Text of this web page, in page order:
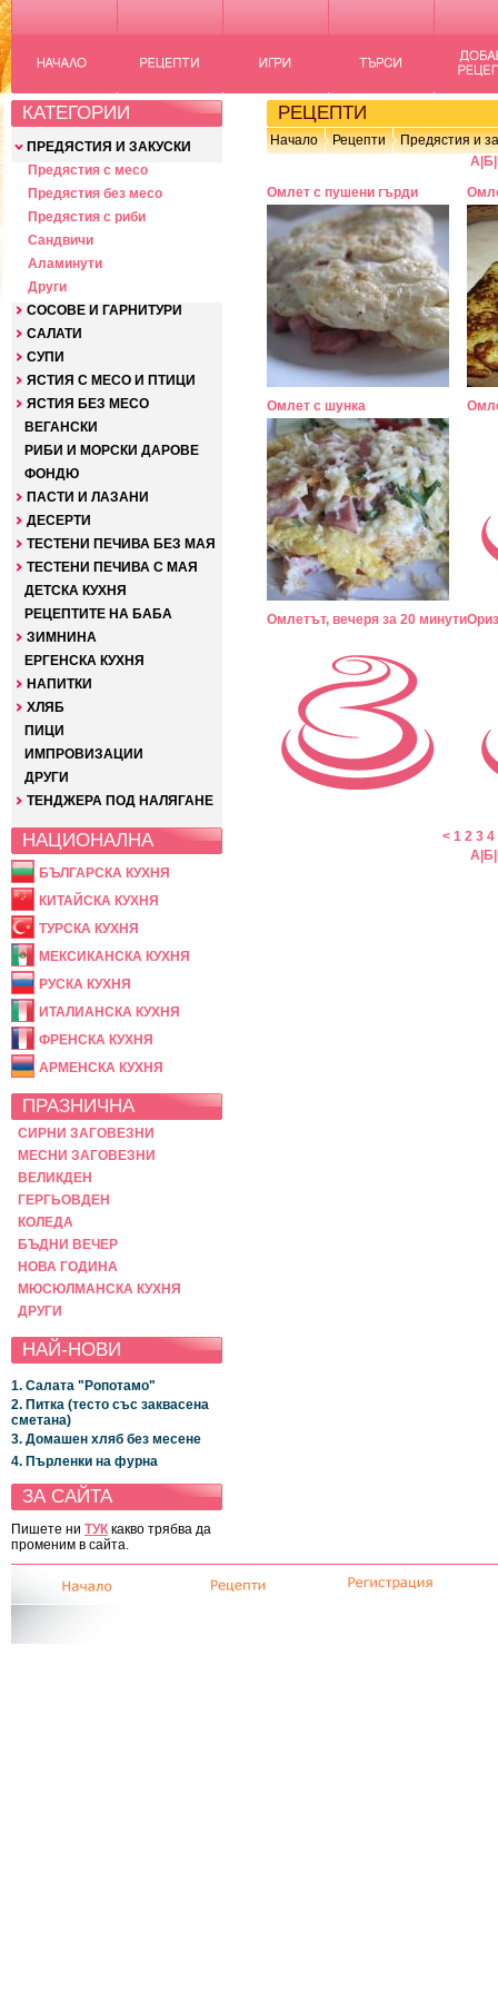
КАТЕГОРИИ
ПРЕДЯСТИЯ И ЗАКУСКИ
Предястия с месо
Предястия без месо
Предястия с риби
Сандвичи
Аламинути
Други
СОСОВЕ И ГАРНИТУРИ
САЛАТИ
СУПИ
ЯСТИЯ С МЕСО И ПТИЦИ
ЯСТИЯ БЕЗ МЕСО
ВЕГАНСКИ
РИБИ И МОРСКИ ДАРОВЕ
ФОНДЮ
ПАСТИ И ЛАЗАНИ
ДЕСЕРТИ
ТЕСТЕНИ ПЕЧИВА БЕЗ МАЯ
ТЕСТЕНИ ПЕЧИВА С МАЯ
ДЕТСКА КУХНЯ
РЕЦЕПТИТЕ НА БАБА
ЗИМНИНА
ЕРГЕНСКА КУХНЯ
НАПИТКИ
ХЛЯБ
ПИЦИ
ИМПРОВИЗАЦИИ
ДРУГИ
ТЕНДЖЕРА ПОД НАЛЯГАНЕ
НАЦИОНАЛНА
БЪЛГАРСКА КУХНЯ
КИТАЙСКА КУХНЯ
ТУРСКА КУХНЯ
МЕКСИКАНСКА КУХНЯ
РУСКА КУХНЯ
ИТАЛИАНСКА КУХНЯ
ФРЕНСКА КУХНЯ
АРМЕНСКА КУХНЯ
ПРАЗНИЧНА
СИРНИ ЗАГОВЕЗНИ
МЕСНИ ЗАГОВЕЗНИ
ВЕЛИКДЕН
ГЕРГЬОВДЕН
КОЛЕДА
БЪДНИ ВЕЧЕР
НОВА ГОДИНА
МЮСЮЛМАНСКА КУХНЯ
ДРУГИ
НАЙ-НОВИ
1. Салата "Ропотамо"
2. Питка (тесто със заквасена
сметана)
3. Домашен хляб без месене
4. Пърленки на фурна
ЗА САЙТА
Пишете ни ТУК какво трябва да
променим в сайта.
РЕЦЕПТИ
Начало Рецепти
Предястия и
А Б
Омлет с пушени гърди
Омлет с шунка
Омлетът, вечеря за 20 минути
< 1 2 3 4
А Б